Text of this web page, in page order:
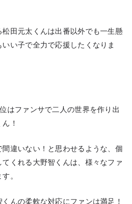
田元太くんは出番以外でも一生懸
い子で全力で応援したくなりま
はファンサで二人の世界を作り出
！
違いない！と思わせるような、個
くれる大野智くんは、様々なファ
。
んの柔軟な対応にファンは満足！